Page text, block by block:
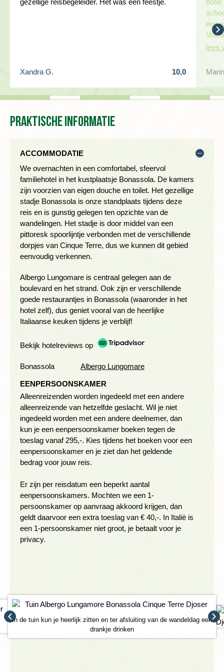
Madonna di Monte Nero lopen we over de bergkam naar
het middeleeuwse havenstadje Portovenere naderen. Na zo’n
vijf uur te hebben gewandeld zal een drankje of een vers
Italiaans ijsje op een van de terrassen je zeker smaken.
Tijdens de boottocht terug is de mooie kustlijn van de andere
kant te bewonderen.
Wandeling Monterosso naar Corniglia
Afstand: ± 8 kilometer
Hoogteverschil: 410 meter stijgen en 330 meter dalen
Zwaarte: 3 schoentjes
Wandeling Riomaggiore naar Portovenere
Wandelduur: ± 6 uur
Zwaarte: 4 schoentjes
WANDELEN DOOR HET NATUURPARK FRAMURA
Dag 5 Bonassola, wandeling natuurpark Framura
Dag 6 Bonassola, wandeling Manorola naar Corniglia
door het natuurpark Framura. Je loopt hoog boven de blauwe
zee, door slaperige dorpjes en langs begroeide berghellingen
naar het uitkijkpunt Salto della Leppre. Op de tweede etappe,
tussen Framura en ons hotel in Bonassola, leiden geplaveide
paden naar stille stranden. De volgende dag wandelen we van
gezellige reisbegeleider. Het was een feestje.
Xandra G. 10,0
hotel
een
lees
Praktische informatie
ACCOMMODATIE
We overnachten in een comfortabel, sfeervol
familiehotel in het kustplaatsje Bonassola. De kamers
zijn voorzien van eigen douche en toilet. Het gezellige
stadje Bonassola is onze standplaats tijdens deze
reis en is gunstig gelegen ten opzichte van de
wandelingen. Het stadje is door middel van een
pittoresk spoorlijntje verbonden met de verschillende
dorpjes van Cinque Terre, dus we kunnen dit gebied
eenvoudig verkennen.
Albergo Lungomare is centraal gelegen aan de
boulevard en het strand. Ook zijn er verschillende
goede restaurantjes in Bonassola (waaronder in het
hotel zelf), dus geniet vooral van de heerlijke
Italiaanse keuken tijdens je verblijf!
Bekijk hotelreviews op
Bonassola Albergo Lungomare
EENPERSOONSKAMER
Alleenreizenden worden ingedeeld met een andere
alleenreizende van hetzelfde geslacht. Wil je niet
ingedeeld worden met een andere deelnemer, dan
kun je een eenpersoonskamer boeken tegen de
toeslag vanaf 295,-. Kies tijdens het boeken voor een
eenpersoonskamer en je ziet dan het geldende
bedrag voor jouw reis.
Er zijn per reisdatum een beperkt aantal
eenpersoonskamers. Mochten we een 1-
persoonskamer op aanvraag akkoord krijgen, dan
geldt daarvoor een extra toeslag van € 40,-. In Italië is
een 1-persoonskamer niet groot, je betaalt voor je
privacy.
In de tuin kun je heerlijk zitten en ter afsluiting van de wandeldag een
drankje drinken